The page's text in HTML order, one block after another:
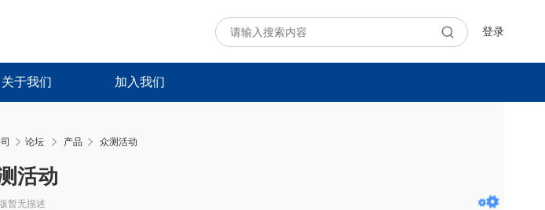
登录
关于我们 加入我们
论坛
›
产品 众测活动
活动
暂无描述